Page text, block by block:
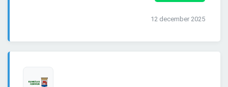
12 december 2025